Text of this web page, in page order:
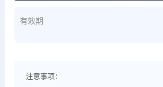
有效期
注意事项：